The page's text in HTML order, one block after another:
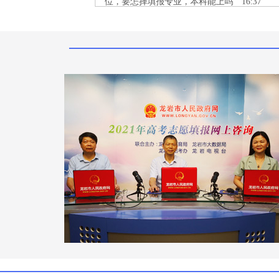
学院、泉州信息工程学院、泉州职业技术大学
[李先生]物理组，622，请问报考医学类临床专
业报什么学校较好较稳？ 16:19
[王富发] 您好！请问您的位次多少？另外两个
选考的科目是什么？
[。。]
如果想在技校当老师，需要学什么专
业，报什么院校 16:10
[王富发]先了解下技校开设的课程,大学相关的
专业,即可报考.
[willow]
老师，你好，我高考排名52000，想问
一下有什么好一点的本二可以推荐呢？ 16:09